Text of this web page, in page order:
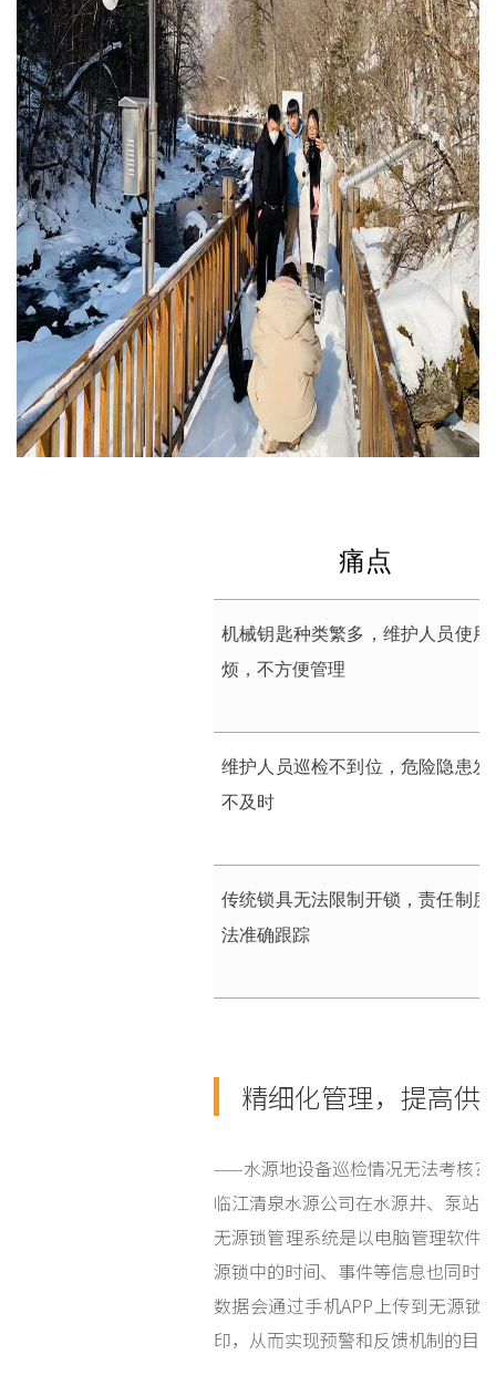
痛点
机械钥匙种类繁多，维护人员使用
烦，不方便管理
维护人员巡检不到位，危险隐患发
不及时
传统锁具无法限制开锁，责任制度
法准确跟踪
精细化管理，提高供
——水源地设备巡检情况无法考核?
临江清泉水源公司在水源井、泵站
无源锁管理系统是以电脑管理软件
源锁中的时间、事件等信息也同时
数据会通过手机APP上传到无源
印，从而实现预警和反馈机制的目